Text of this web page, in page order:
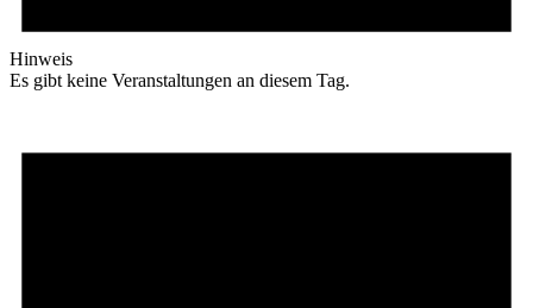
Hinweis
Es gibt keine Veranstaltungen an diesem Tag.